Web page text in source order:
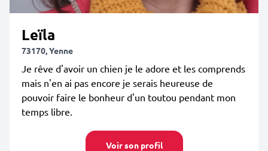
Leïla
73170, Yenne
Je rêve d'avoir un chien je le adore et les comprends
mais n'en ai pas encore je serais heureuse de
pouvoir faire le bonheur d'un toutou pendant mon
temps libre.
Voir son profil